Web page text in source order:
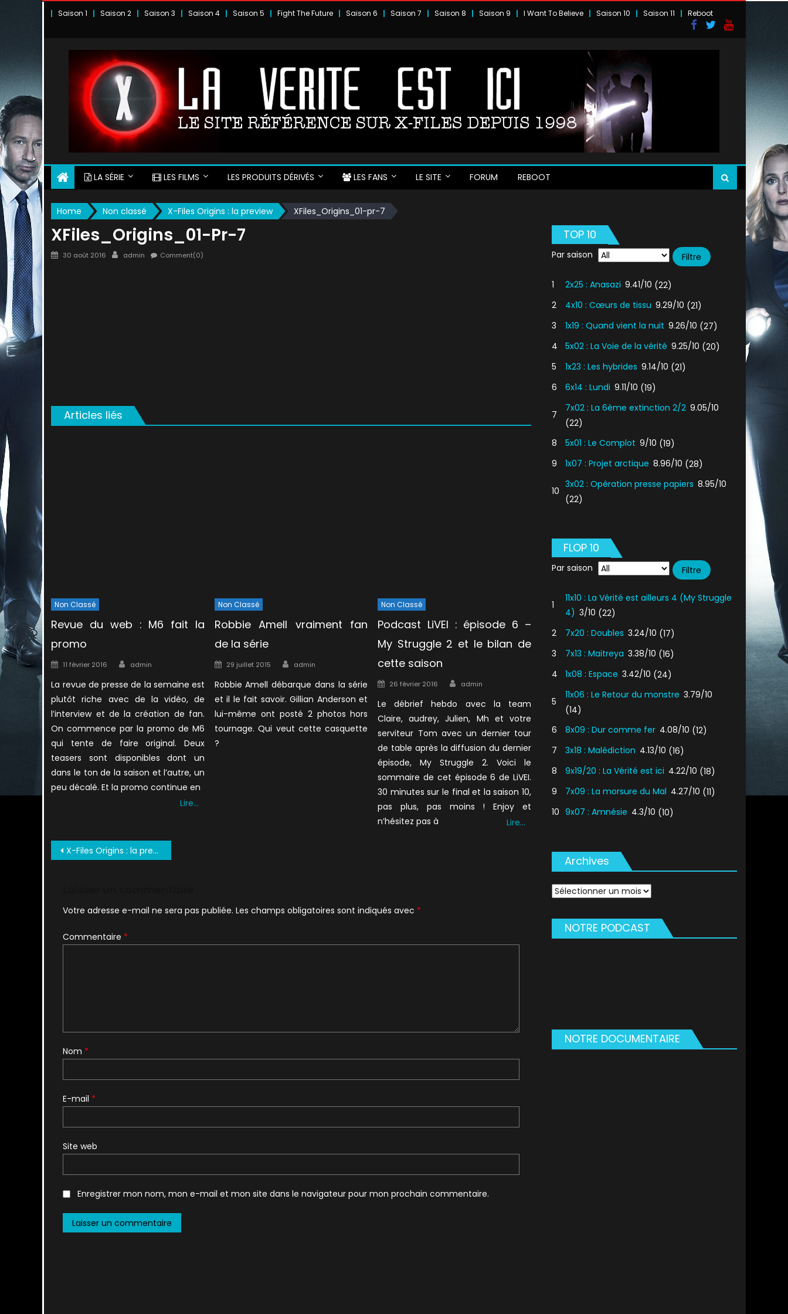
Saison 1 Saison 2 Saison 3 Saison 4 Saison 5 Fight The Future Saison 6 Saison 7 Saison 8 Saison 9 I Want To Believe Saison 10 Saison 11 Reboot
LA SÉRIE LES FILMS LES PRODUITS DÉRIVÉS LES FANS LE SITE FORUM REBOOT
Home Non classé X-Files Origins : la preview XFiles_Origins_01-pr-7
XFiles_Origins_01-Pr-7
Posted
30 août 2016 Author
admin Comment(0)
Articles liés
Non Classé
Revue du web : M6 fait la
promo
Posted
11 février 2016 Author
admin
La revue de presse de la semaine est
plutôt riche avec de la vidéo, de
l’interview et de la création de fan.
On commence par la promo de M6
qui tente de faire original. Deux
teasers sont disponibles dont un
dans le ton de la saison et l’autre, un
peu décalé. Et la promo continue en
Lire…
Non Classé
Robbie Amell vraiment fan
de la série
Posted
29 juillet 2015 Author
admin
Robbie Amell débarque dans la série
et il le fait savoir. Gillian Anderson et
lui-même ont posté 2 photos hors
tournage. Qui veut cette casquette
?
Non Classé
Podcast LiVEI : épisode 6 –
My Struggle 2 et le bilan de
cette saison
Posted
26 février 2016 Author
admin
Le débrief hebdo avec la team
Claire, audrey, Julien, Mh et votre
serviteur Tom avec un dernier tour
de table après la diffusion du dernier
épisode, My Struggle 2. Voici le
sommaire de cet épisode 6 de LiVEI.
30 minutes sur le final et la saison 10,
pas plus, pas moins ! Enjoy et
n’hésitez pas à
Lire…
Navigation
X-Files Origins : la preview
Votre adresse e-mail ne sera pas publiée. Les champs obligatoires sont indiqués avec *
Commentaire *
Nom *
E-mail *
Site web
Enregistrer mon nom, mon e-mail et mon site dans le navigateur pour mon prochain commentaire.
TOP 10
Par saison
1 2x25 : Anasazi 9.41/10 (22)
2
4x10 : Cœurs de tissu 9.29/10 (21)
3
1x19 : Quand vient la nuit 9.26/10 (27)
4
5x02 : La Voie de la vérité 9.25/10 (20)
5
1x23 : Les hybrides 9.14/10 (21)
6
6x14 : Lundi 9.11/10 (19)
7
7x02 : La 6ème extinction 2/2 9.05/10
(22)
8
5x01 : Le Complot 9/10 (19)
9
1x07 : Projet arctique 8.96/10 (28)
10
3x02 : Opération presse papiers 8.95/10
(22)
FLOP 10
Par saison
1
11x10 : La Vérité est ailleurs 4 (My Struggle
4) 3/10 (22)
2
7x20 : Doubles 3.24/10 (17)
3
7x13 : Maitreya 3.38/10 (16)
4
1x08 : Espace 3.42/10 (24)
5
11x06 : Le Retour du monstre 3.79/10
(14)
6
8x09 : Dur comme fer 4.08/10 (12)
7
3x18 : Malédiction 4.13/10 (16)
8
9x19/20 : La Vérité est ici 4.22/10 (18)
9
7x09 : La morsure du Mal 4.27/10 (11)
10 9x07 : Amnésie 4.3/10 (10)
Archives
Archives
NOTRE PODCAST
NOTRE DOCUMENTAIRE